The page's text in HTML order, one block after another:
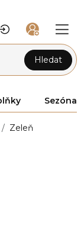
Hledat
Sezóna
Zeleň